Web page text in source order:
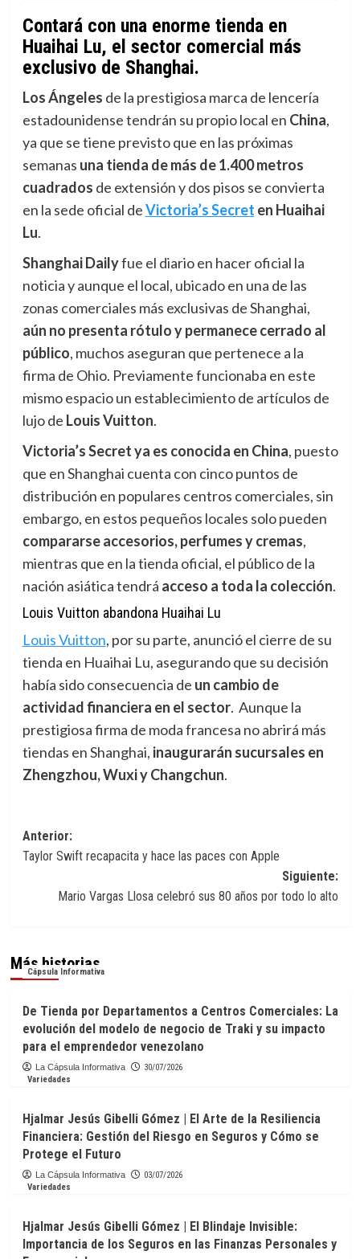
Contará con una enorme tienda en
Huaihai Lu, el sector comercial más
exclusivo de Shanghai.
Los Ángeles de la prestigiosa marca de lencería
estadounidense tendrán su propio local en China,
ya que se tiene previsto que en las próximas
semanas una tienda de más de 1.400 metros
cuadrados de extensión y dos pisos se convierta
en la sede oficial deVictoria’s Secret en Huaihai
Lu.
Shanghai Dailyfue el diario en hacer oficial la
noticia y aunque el local, ubicado en una de las
zonas comerciales más exclusivas de Shanghai,
aún no presenta rótulo y permanece cerrado al
público, muchos aseguran que pertenece a la
firma de Ohio. Previamente funcionaba en este
mismo espacio un establecimiento de artículos de
lujo de Louis Vuitton.
Victoria’s Secret ya es conocida en China, puesto
que en Shanghai cuenta con cinco puntos de
distribución en populares centros comerciales, sin
embargo, en estos pequeños locales solo pueden
compararse accesorios, perfumes y cremas,
mientras que en la tienda oficial, el público de la
nación asiática tendrá acceso a toda la colección.
Louis Vuitton abandona Huaihai Lu
Louis Vuitton, por su parte, anunció el cierre de su
tienda en Huaihai Lu, asegurando que su decisión
había sido consecuencia de un cambio de
actividad financiera en el sector. Aunque la
prestigiosa firma de moda francesa no abrirá más
tiendas en Shanghai, inaugurarán sucursales en
Zhengzhou, Wuxi y Changchun.
Navegación
de
entradas
Anterior:
Taylor Swift recapacita y hace las paces con Apple
Siguiente:
Mario Vargas Llosa celebró sus 80 años por todo lo alto
Más historias
Cápsula Informativa
De Tienda por Departamentos a Centros Comerciales: La
evolución del modelo de negocio de Traki y su impacto
para el emprendedor venezolano
La Cápsula Informativa
30/07/2026
Variedades
Hjalmar Jesús Gibelli Gómez | El Arte de la Resiliencia
Financiera: Gestión del Riesgo en Seguros y Cómo se
Protege el Futuro
La Cápsula Informativa
03/07/2026
Variedades
Hjalmar Jesús Gibelli Gómez | El Blindaje Invisible:
Importancia de los Seguros en las Finanzas Personales y